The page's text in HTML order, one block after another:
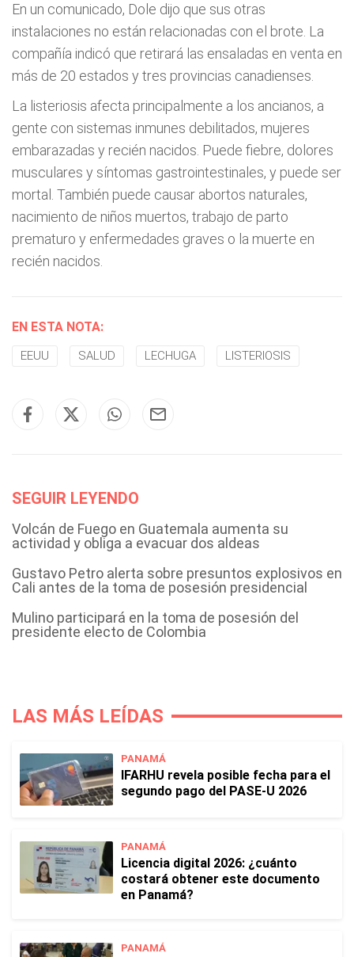
En un comunicado, Dole dijo que sus otras
instalaciones no están relacionadas con el brote. La
compañía indicó que retirará las ensaladas en venta en
más de 20 estados y tres provincias canadienses.
La listeriosis afecta principalmente a los ancianos, a
gente con sistemas inmunes debilitados, mujeres
embarazadas y recién nacidos. Puede fiebre, dolores
musculares y síntomas gastrointestinales, y puede ser
mortal. También puede causar abortos naturales,
nacimiento de niños muertos, trabajo de parto
prematuro y enfermedades graves o la muerte en
recién nacidos.
EN ESTA NOTA:
EEUU SALUD LECHUGA LISTERIOSIS
SEGUIR LEYENDO
Volcán de Fuego en Guatemala aumenta su
actividad y obliga a evacuar dos aldeas
Gustavo Petro alerta sobre presuntos explosivos en
Cali antes de la toma de posesión presidencial
Mulino participará en la toma de posesión del
presidente electo de Colombia
LAS MÁS LEÍDAS
PANAMÁ
IFARHU revela posible fecha para el
segundo pago del PASE-U 2026
PANAMÁ
Licencia digital 2026: ¿cuánto
costará obtener este documento
en Panamá?
PANAMÁ